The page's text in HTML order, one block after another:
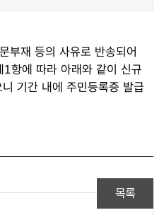
부재 등의 사유로 반송되어
1항에 따라 아래와 같이 신규
기간 내에 주민등록증 발급
목록